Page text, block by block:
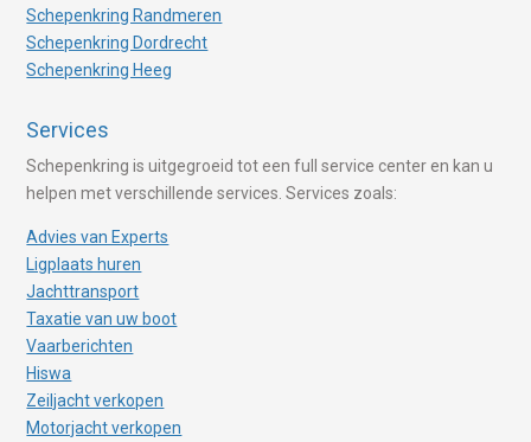
Schepenkring Randmeren
Schepenkring Dordrecht
Schepenkring Heeg
Services
Schepenkring is uitgegroeid tot een full service center en kan u
helpen met verschillende services. Services zoals:
Advies van Experts
Ligplaats huren
Jachttransport
Taxatie van uw boot
Vaarberichten
Hiswa
Zeiljacht verkopen
Motorjacht verkopen